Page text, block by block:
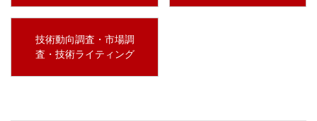
技術動向調査・市場調
査・技術ライティング